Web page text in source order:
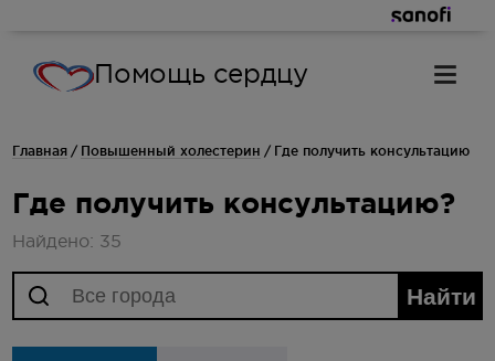
Помощь сердцу
Главная Повышенный холестерин Где получить консультацию
Где получить консультацию?
Найдено: 35